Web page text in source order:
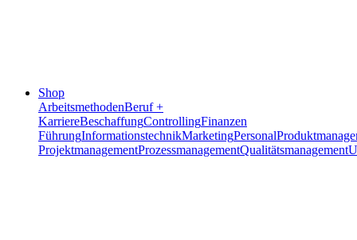
Shop
ArbeitsmethodenBeruf +
KarriereBeschaffungControllingFinanzen
FührungInformationstechnikMarketingPersonal
ProjektmanagementProzessmanagementQualitätsmanagement